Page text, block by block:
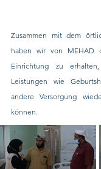
Zusammen mit dem
haben wir von MEHAD
Einrichtung zu
Leistungen wie
andere Versorgung
können.